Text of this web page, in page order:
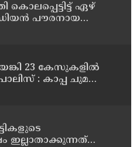
കൊലപ്പെട്ടിട്ട് ഏഴ്
പൗരനായ
23 കേസുകളില്‍
: കാപ്പ ചുമത്തി